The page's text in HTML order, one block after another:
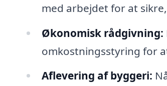
med arbejdet for at
Økonomisk rådgivning:
omkostningsstyring for
Aflevering af byggeri: